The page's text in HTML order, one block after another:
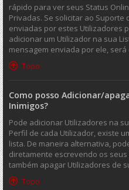
rápido para ver seus Status
Privadas. Se solicitar ao Suporte
enviadas por estes Utilizadores
adicionar um Utilizador na sua
mensagem enviada por ele,
Topo
Como posso Adicionar/
Inimigos?
Pode adicionar Utilizadores na
Perfil de cada Utilizador, existe
lista. De maneira alternativa,
diretamente escrevendo os
também apagar Utilizadores de
Topo